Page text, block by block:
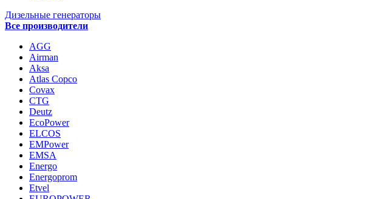
Дизельные генераторы
Все производители
AGG
Airman
Aksa
Atlas Copco
Covax
CTG
Deutz
EcoPower
ELCOS
EMPower
EMSA
Energo
Energoprom
Etvel